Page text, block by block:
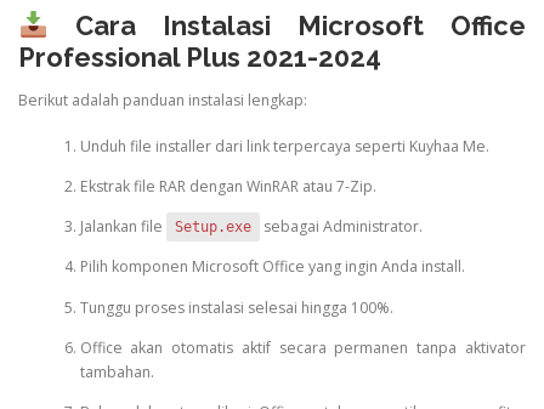
Cara Instalasi Microsoft Office
Professional Plus 2021-2024
Berikut adalah panduan instalasi lengkap:
Unduh file installer dari link terpercaya seperti Kuyhaa Me.
Ekstrak file RAR dengan WinRAR atau 7-Zip.
Jalankan file
Setup.exe
sebagai Administrator.
Pilih komponen Microsoft Office yang ingin Anda install.
Tunggu proses instalasi selesai hingga 100%.
Office akan otomatis aktif secara permanen tanpa aktivator
tambahan.